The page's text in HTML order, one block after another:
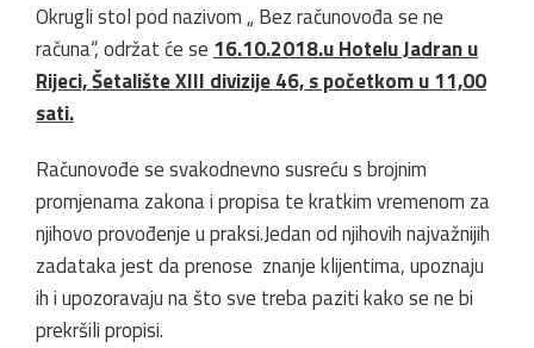
Okrugli stol pod nazivom „ Bez računovođa se ne
računa“, održat će se16.10.2018.u Hotelu Jadran u
Rijeci, Šetalište XIII divizije 46, s početkom u 11,00
sati.
Računovođe se svakodnevno susreću s brojnim
promjenama zakona i propisa te kratkim vremenom za
njihovo provođenje u praksi.Jedan od njihovih najvažnijih
zadataka jest da prenose znanje klijentima, upoznaju
ih i upozoravaju na što sve treba paziti kako se ne bi
prekršili propisi.